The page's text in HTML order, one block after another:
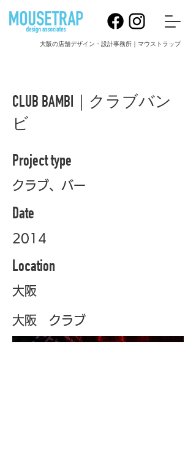
大阪の店舗デザイン・設計事務所｜マウストラップ
CLUB BAMBI｜クラブバン
ビ
Project type
クラブ、バー
Date
2014
Location
大阪
大阪 クラブ